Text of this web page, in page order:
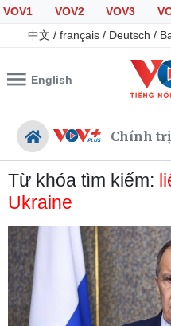
VOV1 VOV2 VOV3
中文 / français / Deutsch /
English
Chính trị
Chính trị
Đảng
Tổ chức nhân sự
Quốc hội
Nhận diện sự thật
Từ khóa tìm kiếm:
Ukraine